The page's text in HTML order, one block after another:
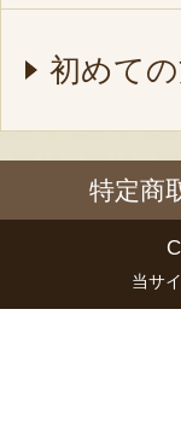
初めて
特定商
当サ